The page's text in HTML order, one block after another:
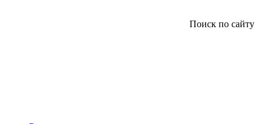
Поиск по сайту